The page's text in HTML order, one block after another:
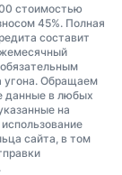
стоимостью
45%. Полная
составит
угона. Обращаем
данные в любых
на
сайта, в том